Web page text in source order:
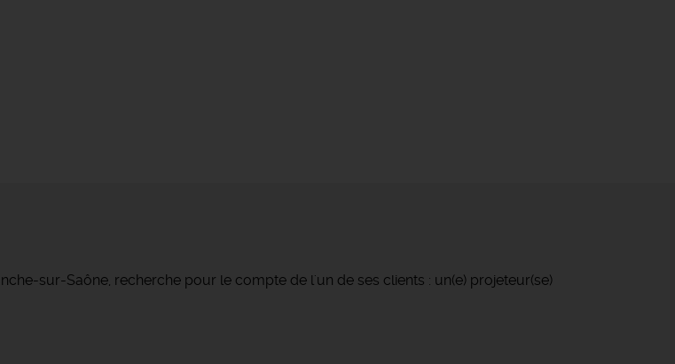
sur-Saône, recherche pour le compte de l'un de ses clients : un(e) projeteur(se)